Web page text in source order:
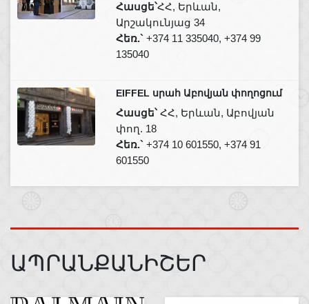
Հասցե՝ՀՀ, Երևան,
Արշակունյաց 34
Հեռ.` +374 11 335040, +374 99
135040
EIFFEL սրահ Աբովյան փողոցում
Հասցե՝ՀՀ, Երևան, Աբովյան
փող. 18
Հեռ.` +374 10 601550, +374 91
601550
ԱՊՐԱՆՔԱՆԻՇԵՐ